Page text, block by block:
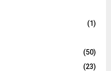
(1)
(50)
(23)